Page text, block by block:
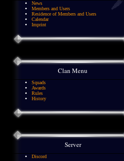
News
Members and Users
Residence of Members and Users
Calendar
Imprint
Clan Menu
Squads
Awards
Rules
History
Server
Discord